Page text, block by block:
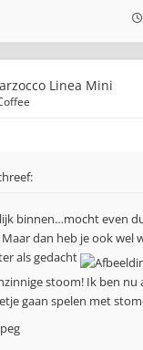
Linea Mini
binnen…mocht even
dan heb je ook wel
als gedacht
stoom! Ik ben nu
gaan spelen met